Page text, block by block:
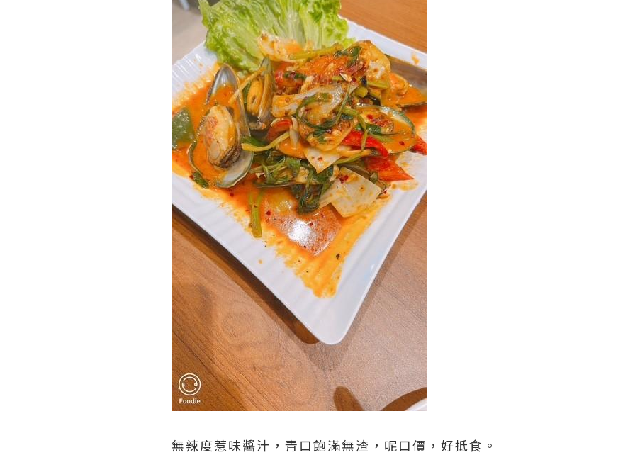
無辣度惹味醬汁，青口飽滿無渣，呢口價，好抵食。